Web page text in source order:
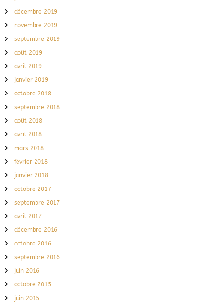
s
décembre 2019
novembre 2019
septembre 2019
août 2019
avril 2019
janvier 2019
octobre 2018
septembre 2018
août 2018
avril 2018
mars 2018
février 2018
janvier 2018
octobre 2017
septembre 2017
avril 2017
décembre 2016
octobre 2016
septembre 2016
juin 2016
octobre 2015
juin 2015